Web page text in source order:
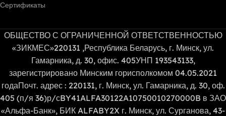
Сертификаты
ОБЩЕСТВО С ОГРАНИЧЕННОЙ ОТВЕТСТВЕННОСТЬЮ
«ЗИКМЕС»220131 ,Республика Беларусь, г. Минск, ул.
Гамарника, д. 30, офис. 405УНП 193543133,
зарегистрировано Минским горисполкомом 04.05.2021
годаПочт. адрес : 220131, г. Минск, ул. Гамарника, д. 30, оф.
405 (п/я 36)р/сBY41ALFA30122A10750010270000B в ЗАО
«Альфа-Банк», БИК ALFABY2X г. Минск, ул. Сурганова, 43-